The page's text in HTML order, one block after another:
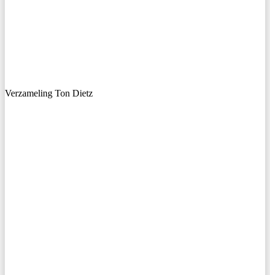
Verzameling Ton Dietz